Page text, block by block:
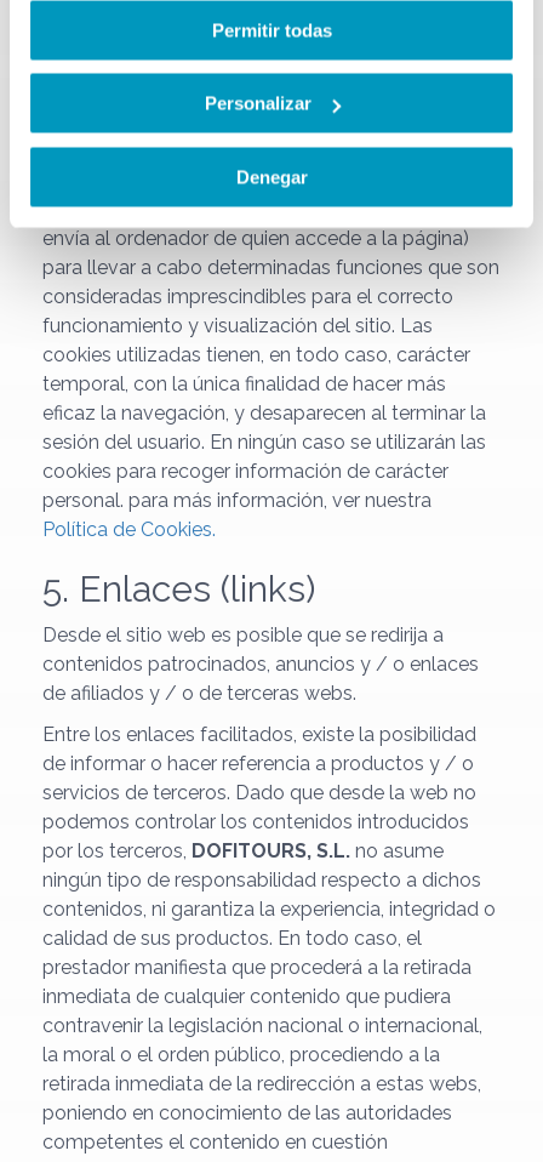
Permitir todas
Personalizar
Denegar
concepto de los daños que puedan dimanar del
uso ilegal o indebido de la presente página web.
4. Cookies
El sitio web del prestador puede utilizar cookies
(pequeños archivos de información que el servidor
envía al ordenador de quien accede a la página)
para llevar a cabo determinadas funciones que son
consideradas imprescindibles para el correcto
funcionamiento y visualización del sitio. Las
cookies utilizadas tienen, en todo caso, carácter
temporal, con la única finalidad de hacer más
eficaz la navegación, y desaparecen al terminar la
sesión del usuario. En ningún caso se utilizarán las
cookies para recoger información de carácter
personal. para más información, ver nuestra
Política de Cookies.
5. Enlaces (links)
Desde el sitio web es posible que se redirija a
contenidos patrocinados, anuncios y / o enlaces
de afiliados y / o de terceras webs.
Entre los enlaces facilitados, existe la posibilidad
de informar o hacer referencia a productos y / o
servicios de terceros. Dado que desde la web no
podemos controlar los contenidos introducidos
por los terceros, DOFITOURS, S.L. no asume
ningún tipo de responsabilidad respecto a dichos
contenidos, ni garantiza la experiencia, integridad o
calidad de sus productos. En todo caso, el
prestador manifiesta que procederá a la retirada
inmediata de cualquier contenido que pudiera
contravenir la legislación nacional o internacional,
la moral o el orden público, procediendo a la
retirada inmediata de la redirección a estas webs,
poniendo en conocimiento de las autoridades
competentes el contenido en cuestión